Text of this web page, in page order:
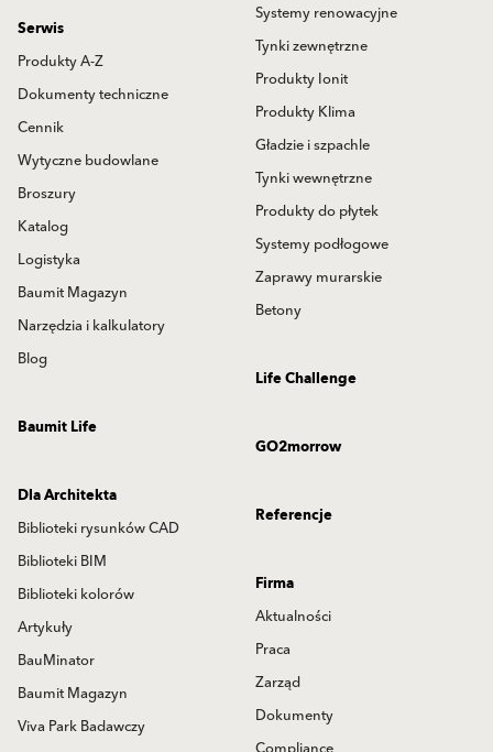
Systemy renowacyjne
Tynki zewnętrzne
Produkty Ionit
Produkty Klima
Gładzie i szpachle
Tynki wewnętrzne
Produkty do płytek
Systemy podłogowe
Zaprawy murarskie
Betony
Serwis
Produkty A-Z
Dokumenty techniczne
Cennik
Wytyczne budowlane
Broszury
Katalog
Logistyka
Baumit Magazyn
Narzędzia i kalkulatory
Blog
Life Challenge
Baumit Life
GO2morrow
Dla Architekta
Biblioteki rysunków CAD
Biblioteki BIM
Biblioteki kolorów
Artykuły
BauMinator
Baumit Magazyn
Viva Park Badawczy
Referencje
Firma
Aktualności
Praca
Zarząd
Dokumenty